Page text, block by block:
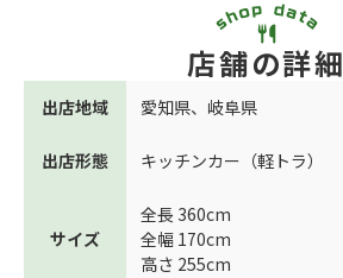
店舗の詳細
出店地域 愛知県、 岐阜県
出店形態 キッチンカー（軽トラ）
サイズ
全長 360cm
全幅 170cm
高さ 255cm